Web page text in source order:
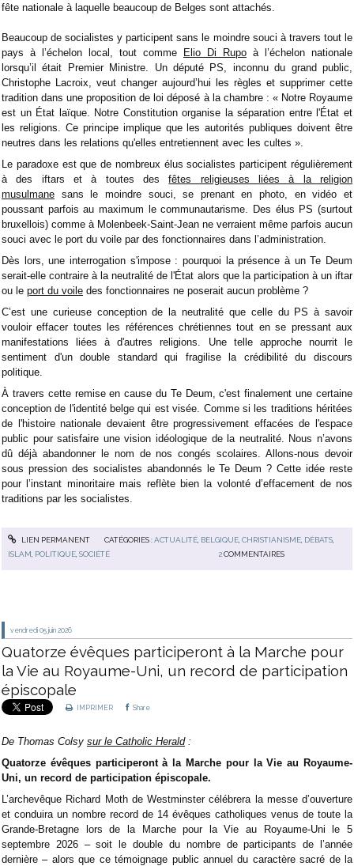
fête nationale à laquelle beaucoup de Belges sont attachés.
Beaucoup de socialistes y participent sans le moindre souci à travers tout le
pays à l’échelon local, tout comme
Elio Di Rupo à l’échelon nationale
lorsqu’il était Premier Ministre. Un député PS, inconnu du grand public,
Christophe Lacroix, veut changer aujourd’hui les règles et supprimer cette
tradition dans une proposition de loi déposé à la chambre : « Notre Royaume
est un État laïque. Notre Constitution organise la séparation entre l'État et
les religions. Ce principe implique que les autorités publiques doivent être
neutres dans les relations qu'elles entretiennent avec les cultes ».
Le paradoxe est que de nombreux élus socialistes participent régulièrement
à des iftars et à toutes desfêtes religieuses liées à la religion
musulmane sans le moindre souci, se prenant en photo, en vidéo et
poussant parfois au maximum le communautarisme. Des élus PS (surtout
bruxellois) comme à Molenbeek-Saint-Jean ne verraient même parfois aucun
souci avec le port du voile par des fonctionnaires dans l’administration.
Dès lors, une interrogation s'impose : pourquoi la présence à un Te Deum
serait-elle contraire à la neutralité de l'État alors que la participation à un iftar
ou le port du voile des fonctionnaires ne poserait aucun problème ?
C’est une curieuse conception de la neutralité que celle du PS à savoir
vouloir effacer toutes les références chrétiennes tout en se pressant aux
manifestations liées à d'autres religions. Une telle approche nourrit le
sentiment d'un double standard qui fragilise la crédibilité du discours
politique.
À travers cette remise en cause du Te Deum, c'est finalement une certaine
conception de l'identité belge qui est visée. Comme si les traditions héritées
de l'histoire nationale devaient être progressivement effacées de l'espace
public pour satisfaire une vision idéologique de la neutralité. Nous n’avons
dû déjà abandonner le nom de nos congés scolaires. Allons-nous devoir
sous pression des socialistes abandonnés le Te Deum ? Cette idée reste
pour l’instant minoritaire mais reflète bien la volonté d’effacement de nos
traditions par les socialistes.
LIEN PERMANENT CATÉGORIES :ACTUALITÉ, BELGIQUE, CHRISTIANISME, DÉBATS,
ISLAM, POLITIQUE,SOCIÉTÉ 2 COMMENTAIRES
vendredi 05 juin 2026
Quatorze évêques participeront à la Marche pour
la Vie au Royaume-Uni, un record de participation
épiscopale
IMPRIMER Share
De Thomas Colsy sur le Catholic Herald:
Quatorze évêques participeront à la Marche pour la Vie au Royaume-
Uni, un record de participation épiscopale.
L’archevêque Richard Moth de Westminster célébrera la messe d’ouverture
et conduira un nombre record de 14 évêques catholiques venus de toute la
Grande-Bretagne lors de la Marche pour la Vie au Royaume-Uni le 5
septembre 2026 – soit le double du nombre de participants de l’année
dernière – alors que ce témoignage public annuel du caractère sacré de la